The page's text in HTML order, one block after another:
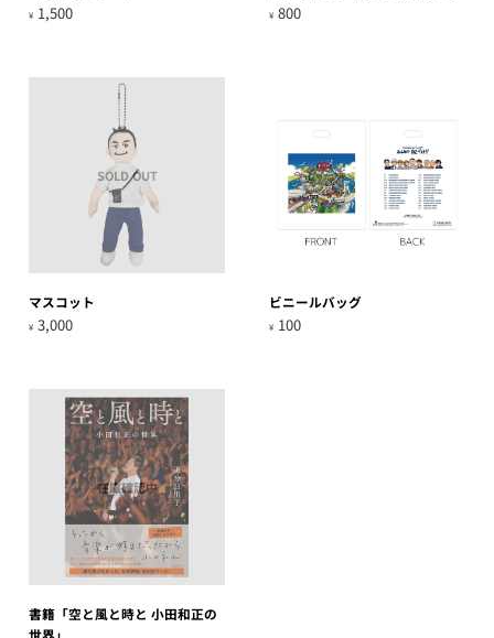
¥ 1,500 ¥ 800
SOLD OUT
マスコット
¥ 3,000
ビニールバッグ
¥ 100
在庫確認中
書籍「空と風と時と 小田和正の
世界」